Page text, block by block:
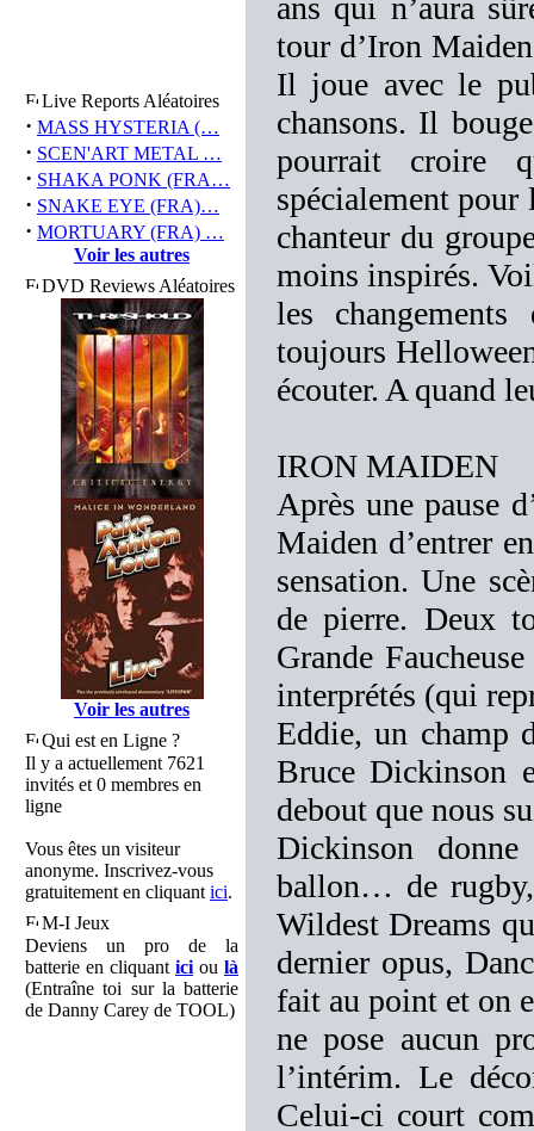
Live Reports Aléatoires
· MASS HYSTERIA (…
· SCEN'ART METAL …
· SHAKA PONK (FRA…
· SNAKE EYE (FRA)…
· MORTUARY (FRA) …
Voir les autres
DVD Reviews Aléatoires
Voir les autres
Qui est en Ligne ?
Il y a actuellement 7621
invités et 0 membres en
ligne
Vous êtes un visiteur
anonyme. Inscrivez-vous
gratuitement en cliquant ici.
M-I Jeux
Deviens un pro de la
batterie en cliquant ici ou là
(Entraîne toi sur la batterie
de Danny Carey de TOOL)
ans qui n’aura
tour d’Iron
Il joue avec le
chansons. Il
pourrait croire
spécialement
chanteur du
moins inspirés.
les
toujours
écouter. A quand
IRON MAIDEN
Après une pause
Maiden d’entrer
sensation. Une
de pierre. Deux
Grande
interprétés (qui
Eddie, un champ
Bruce Dickinson
debout que nous
Dickinson
ballon… de
Wildest Dreams
dernier opus,
fait au point et on
ne pose aucun
l’intérim. Le
Celui-ci court